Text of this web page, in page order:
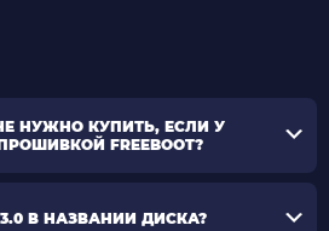
НУЖНО КУПИТЬ, ЕСЛИ У
FREEBOOT?
В НАЗВАНИИ ДИСКА?